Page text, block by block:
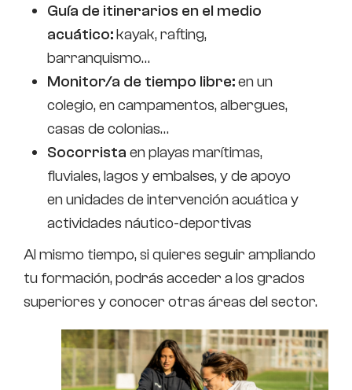
Guía de itinerarios en el medio
acuático:kayak, rafting,
barranquismo…
Monitor/a de tiempo libre:en un
colegio, en campamentos, albergues,
casas de colonias…
Socorrista en playas marítimas,
fluviales, lagos y embalses, y de apoyo
en unidades de intervención acuática y
actividades náutico-deportivas
Al mismo tiempo, si quieres seguir ampliando
tu formación, podrás acceder a los grados
superiores y conocer otras áreas del sector.